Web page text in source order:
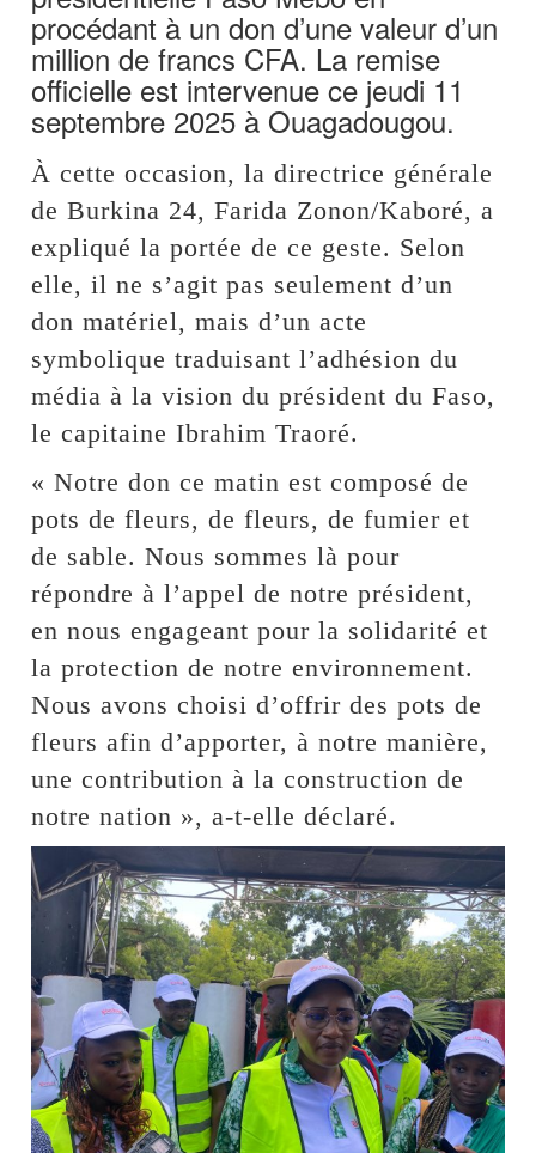
procédant à un don d’une valeur d’un
million de francs CFA. La remise
officielle est intervenue ce jeudi 11
septembre 2025 à Ouagadougou.
À cette occasion, la directrice générale
de Burkina 24, Farida Zonon/Kaboré, a
expliqué la portée de ce geste. Selon
elle, il ne s’agit pas seulement d’un
don matériel, mais d’un acte
symbolique traduisant l’adhésion du
média à la vision du président du Faso,
le capitaine Ibrahim Traoré.
« Notre don ce matin est composé de
pots de fleurs, de fleurs, de fumier et
de sable. Nous sommes là pour
répondre à l’appel de notre président,
en nous engageant pour la solidarité et
la protection de notre environnement.
Nous avons choisi d’offrir des pots de
fleurs afin d’apporter, à notre manière,
une contribution à la construction de
notre nation », a-t-elle déclaré.